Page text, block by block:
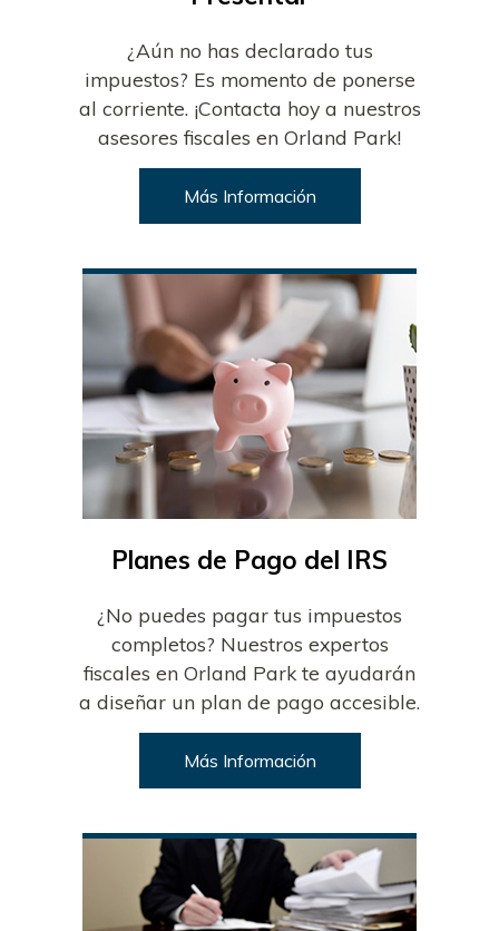
¿Aún no has declarado tus
impuestos? Es momento de ponerse
al corriente. ¡Contacta hoy a nuestros
asesores fiscales en Orland Park!
Más Información
Planes de Pago del IRS
¿No puedes pagar tus impuestos
completos? Nuestros expertos
fiscales en Orland Park te ayudarán
a diseñar un plan de pago accesible.
Más Información